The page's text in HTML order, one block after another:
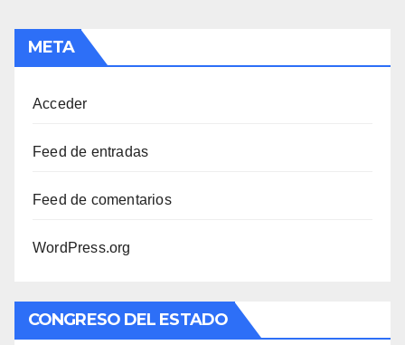
META
Acceder
Feed de entradas
Feed de comentarios
WordPress.org
CONGRESO DEL ESTADO